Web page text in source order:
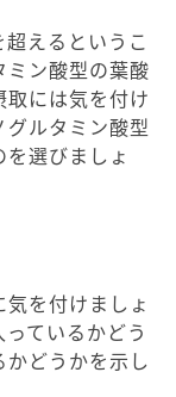
えるというこ
ミン酸型の葉酸
には気を付け
ルタミン酸型
選びましょ
を付けましょ
ているかどう
どうかを示し